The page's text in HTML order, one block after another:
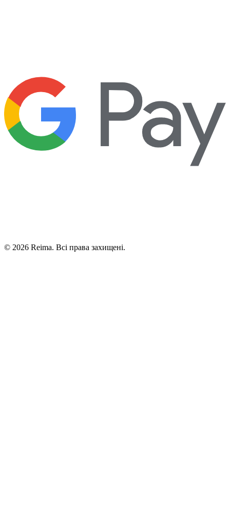
© 2026 Reima. Всі права захищені.